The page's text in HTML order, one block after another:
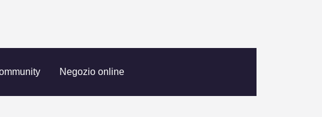
Negozio online